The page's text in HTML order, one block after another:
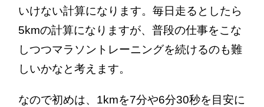
いけない計算になります。毎日走るとしたら
5kmの計算になりますが、普段の仕事をこな
しつつマラソントレーニングを続けるのも難
しいかなと考えます。
なので初めは、1kmを7分や6分30秒を目安に